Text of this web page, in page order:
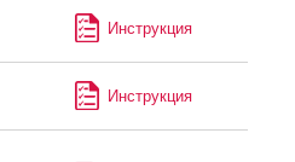
Инструкция
Инструкция